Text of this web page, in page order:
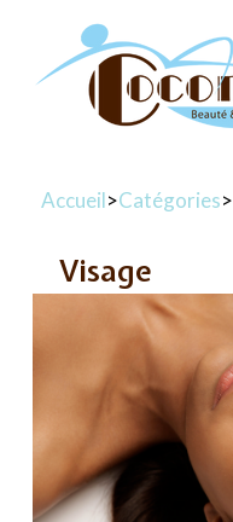
Accueil>Catégories>
Visage